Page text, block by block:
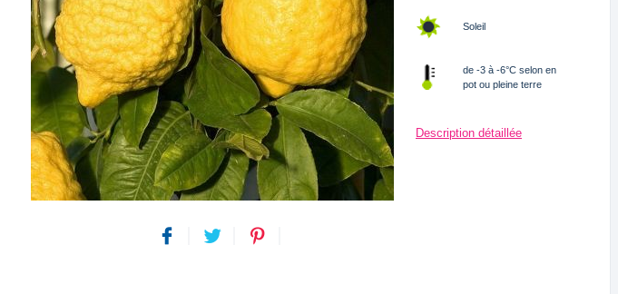
Soleil
de -3 à -6°C selon en
pot ou pleine terre
Description détaillée